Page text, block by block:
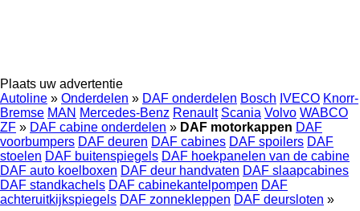
Plaats uw advertentie
Autoline » Onderdelen » DAF onderdelen Bosch IVECO Knorr-
Bremse MAN Mercedes-Benz Renault Scania Volvo WABCO
ZF » DAF cabine onderdelen » DAF motorkappen DAF
voorbumpers DAF deuren DAF cabines DAF spoilers DAF
stoelen DAF buitenspiegels DAF hoekpanelen van de cabine
DAF auto koelboxen DAF deur handvaten DAF slaapcabines
DAF standkachels DAF cabinekantelpompen DAF
achteruitkijkspiegels DAF zonnekleppen DAF deursloten »